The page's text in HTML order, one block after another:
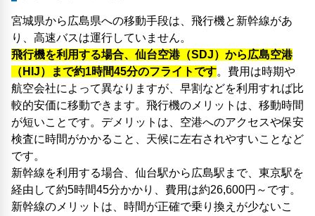
宮城県から広島県への移動手段は、飛行機と新幹線があ
り、高速バスは運行していません。
飛行機を利用する場合、仙台空港（SDJ）から広島空港
（HIJ）まで約1時間45分のフライトです。費用は時期や
航空会社によって異なりますが、早割などを利用すれば比
較的安価に移動できます。飛行機のメリットは、移動時間
が短いことです。デメリットは、空港へのアクセスや保安
検査に時間がかかること、天候に左右されやすいことなど
です。
新幹線を利用する場合、仙台駅から広島駅まで、東京駅を
経由して約5時間45分かかり、費用は約26,600円～です。
新幹線のメリットは、時間が正確で乗り換えが少ないこ